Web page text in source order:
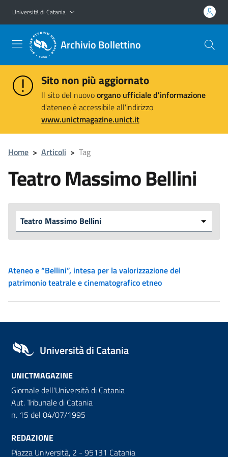
Vai al contenuto principale
Vai al menu di navigazione
Università di Catania
Archivio Bollettino
Sito non più aggiornato
Il sito del nuovoorgano ufficiale d'informazione
d'ateneo è accessibile all'indirizzo
www.unictmagazine.unict.it
Home > Articoli > Tag
Teatro Massimo Bellini
Ateneo e “Bellini”, intesa per la valorizzazione del
patrimonio teatrale e cinematografico etneo
Università di Catania
UNICTMAGAZINE
Giornale dell'Università di Catania
Aut. Tribunale di Catania
n. 15 del 04/07/1995
REDAZIONE
Piazza Università, 2 - 95131 Catania